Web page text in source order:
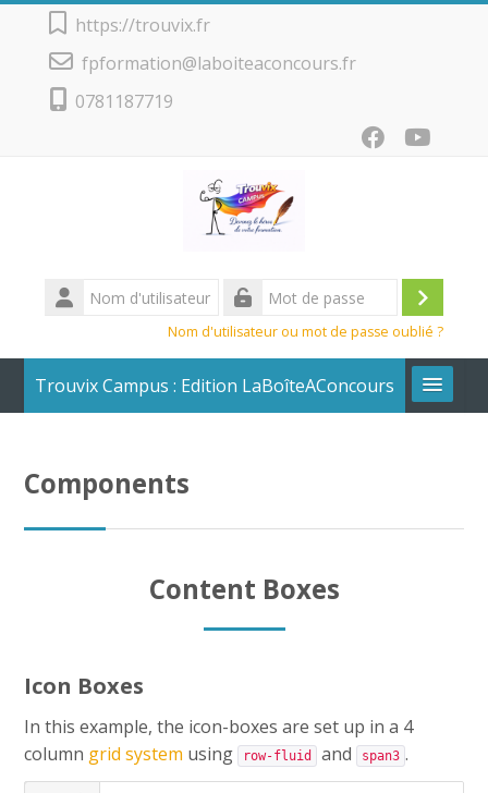
Passer au contenu principal
https://trouvix.fr
fpformation@laboiteaconcours.fr
0781187719
Nom
d'utilisateur
Nom d'utilisateur ou mot de passe oublié ?
Trouvix Campus : Edition LaBoîteAConcours
CAP AEPE
Vers Trouvix
Salle des Profs
Components
Content Boxes
Icon Boxes
In this example, the icon-boxes are set up in a 4
column grid system using row-fluid and span3 .